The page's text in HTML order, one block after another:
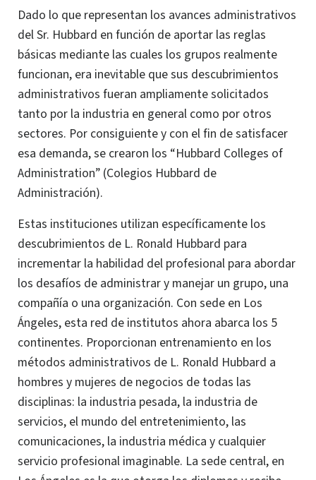
Dado lo que representan los avances administrativos
del Sr. Hubbard en función de aportar las reglas
básicas mediante las cuales los grupos realmente
funcionan, era inevitable que sus descubrimientos
administrativos fueran ampliamente solicitados
tanto por la industria en general como por otros
sectores. Por consiguiente y con el fin de satisfacer
esa demanda, se crearon los “Hubbard Colleges of
Administration” (Colegios Hubbard de
Administración).
Estas instituciones utilizan específicamente los
descubrimientos de L. Ronald Hubbard para
incrementar la habilidad del profesional para abordar
los desafíos de administrar y manejar un grupo, una
compañía o una organización. Con sede en Los
Ángeles, esta red de institutos ahora abarca los 5
continentes. Proporcionan entrenamiento en los
métodos administrativos de L. Ronald Hubbard a
hombres y mujeres de negocios de todas las
disciplinas: la industria pesada, la industria de
servicios, el mundo del entretenimiento, las
comunicaciones, la industria médica y cualquier
servicio profesional imaginable. La sede central, en